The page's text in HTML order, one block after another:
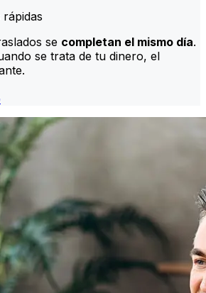
se completan el mismo día.
se trata de tu dinero, el